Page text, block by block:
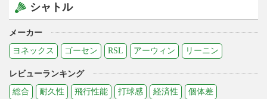
シャトル
メーカー
ヨネックス
ゴーセン RSL アーウィン リーニン
レビューランキング
総合
耐久性 飛行性能 打球感 経済性 個体差